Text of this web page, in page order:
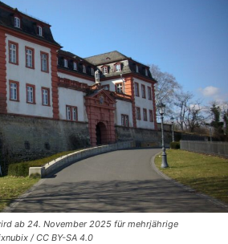
ab 24. November 2025 für mehrjährige
/ CC BY-SA 4.0